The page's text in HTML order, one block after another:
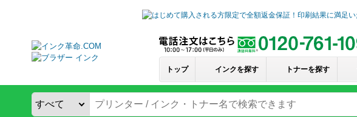
トップ インクを探す トナーを探す